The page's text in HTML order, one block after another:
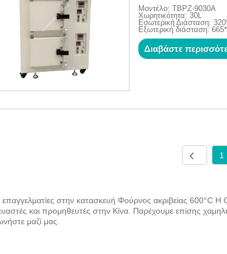
Μοντέλο: TBPZ-9030A
Χωρητικότητα: 30L
Εσωτερική Διάσταση:
Εξωτερική διάσταση:
Διαβάστε
1
επαγγελματίες στην κατασκευή Φούρνος ακριβείας 600°C
και προμηθευτές στην Κίνα. Παρέχουμε επίσης
μαζί μας.